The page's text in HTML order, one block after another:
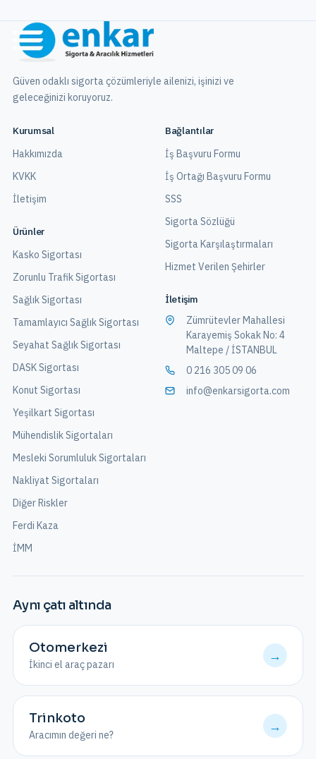
Güven odaklı sigorta çözümleriyle ailenizi, işinizi ve
geleceğinizi koruyoruz.
Kurumsal
Hakkımızda
KVKK
İletişim
Ürünler
Kasko Sigortası
Zorunlu Trafik Sigortası
Sağlık Sigortası
Tamamlayıcı Sağlık Sigortası
Seyahat Sağlık Sigortası
DASK Sigortası
Konut Sigortası
Yeşilkart Sigortası
Mühendislik Sigortaları
Mesleki Sorumluluk Sigortaları
Nakliyat Sigortaları
Diğer Riskler
Ferdi Kaza
İMM
Bağlantılar
İş Başvuru Formu
İş Ortağı Başvuru Formu
SSS
Sigorta Sözlüğü
Sigorta Karşılaştırmaları
Hizmet Verilen Şehirler
İletişim
Zümrütevler Mahallesi
Karayemiş Sokak No: 4
Maltepe / İSTANBUL
0 216 305 09 06
info@enkarsigorta.com
Aynı çatı altında
Otomerkezi
İkinci el araç pazarı
→
Trinkoto
Aracımın değeri ne?
→